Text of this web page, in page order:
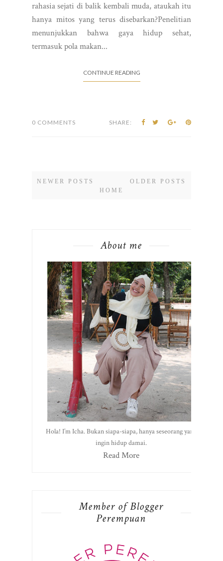
rahasia sejati di balik kembali muda, ataukah itu
hanya mitos yang terus disebarkan?Penelitian
menunjukkan bahwa gaya hidup sehat,
termasuk pola makan...
CONTINUE READING
0 COMMENTS SHARE:
NEWER POSTS
OLDER POSTS
HOME
About me
Hola! I’m Icha. Bukan siapa-siapa, hanya seseorang yang
ingin hidup damai.
Read More
Member of Blogger
Perempuan